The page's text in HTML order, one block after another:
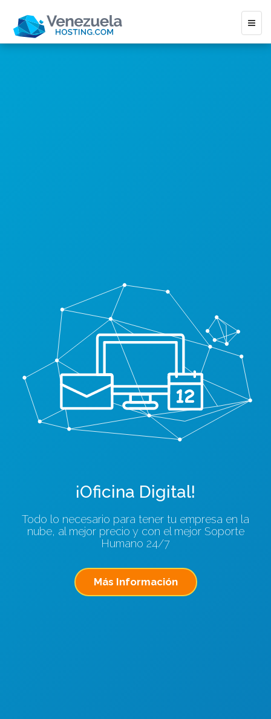
¡Oficina Digital!
Todo lo necesario para tener tu empresa en la
nube, al mejor precio y con el mejor Soporte
Humano 24/7
Más Información